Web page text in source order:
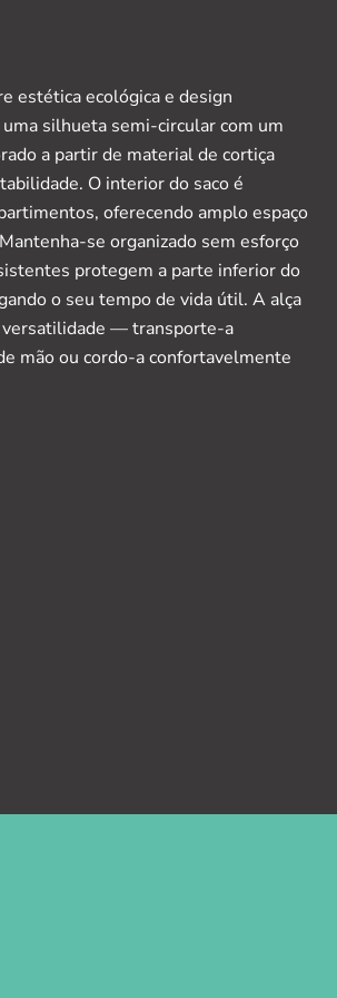
estética ecológica e design
silhueta semi-circular com um
a partir de material de cortiça
O interior do saco é
oferecendo amplo espaço
se organizado sem esforço
protegem a parte inferior do
o seu tempo de vida útil. A alça
versatilidade — transporte-a
mão ou cordo-a confortavelmente